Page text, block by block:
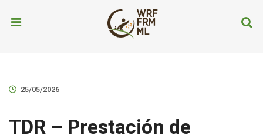
25/05/2026
TDR – Prestación de